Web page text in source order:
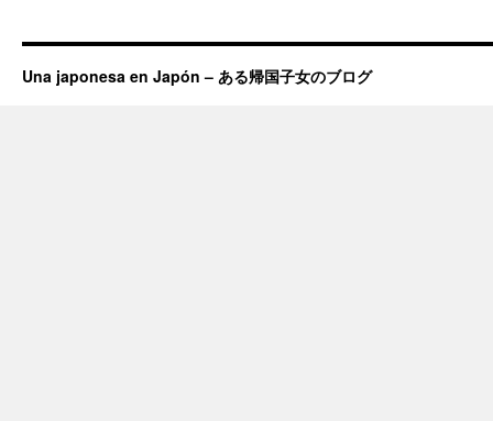
Una japonesa en Japón – ある帰国子女のブログ